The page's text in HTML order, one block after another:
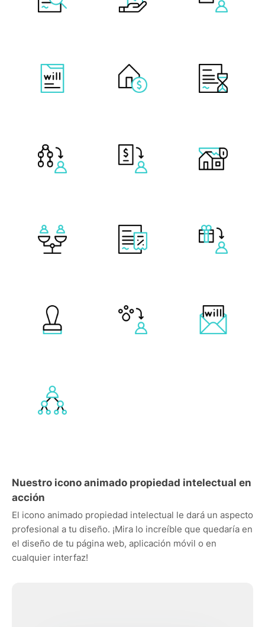
Nuestro icono animado propiedad intelectual en
acción
El icono animado propiedad intelectual le dará un aspecto
profesional a tu diseño. ¡Mira lo increíble que quedaría en
el diseño de tu página web, aplicación móvil o en
cualquier interfaz!